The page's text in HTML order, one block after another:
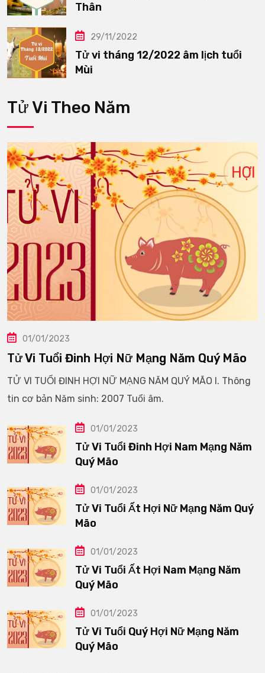
Thân
29/11/2022
Tử vi tháng 12/2022 âm lịch tuổi
Mùi
Tử Vi Theo Năm
01/01/2023
Tử Vi Tuổi Đinh Hợi Nữ Mạng Năm Quý Mão
TỬ VI TUỔI ĐINH HỢI NỮ MẠNG NĂM QUÝ MÃO I. Thông
tin cơ bản Năm sinh: 2007 Tuổi âm.
01/01/2023
Tử Vi Tuổi Đinh Hợi Nam Mạng Năm
Quý Mão
01/01/2023
Tử Vi Tuổi Ất Hợi Nữ Mạng Năm Quý
Mão
01/01/2023
Tử Vi Tuổi Ất Hợi Nam Mạng Năm
Quý Mão
01/01/2023
Tử Vi Tuổi Quý Hợi Nữ Mạng Năm
Quý Mão